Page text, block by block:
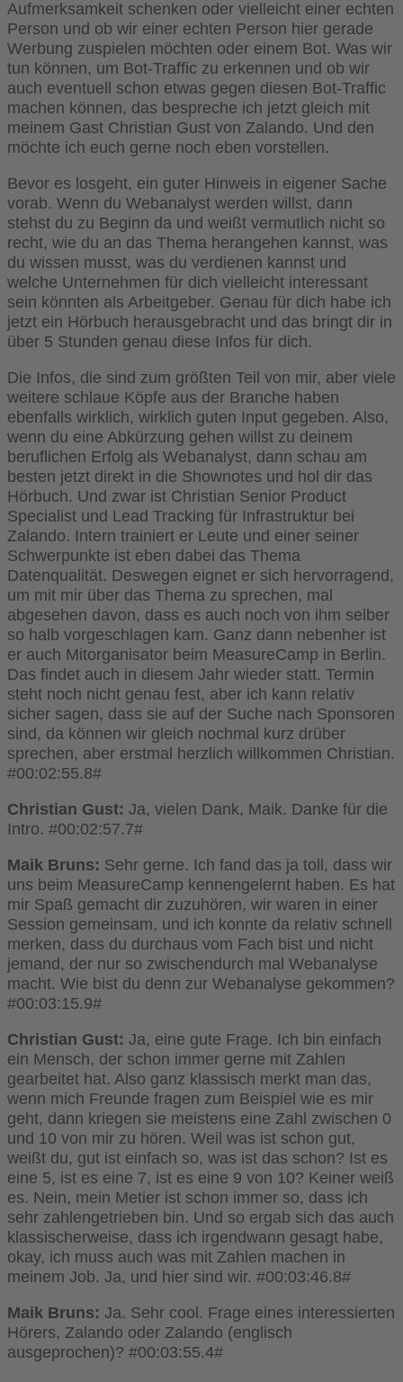
Aufmerksamkeit schenken oder vielleicht einer echten
Person und ob wir einer echten Person hier gerade
Werbung zuspielen möchten oder einem Bot. Was wir
tun können, um Bot-Traffic zu erkennen und ob wir
auch eventuell schon etwas gegen diesen Bot-Traffic
machen können, das bespreche ich jetzt gleich mit
meinem Gast Christian Gust von Zalando. Und den
möchte ich euch gerne noch eben vorstellen.
Bevor es losgeht, ein guter Hinweis in eigener Sache
vorab. Wenn du Webanalyst werden willst, dann
stehst du zu Beginn da und weißt vermutlich nicht so
recht, wie du an das Thema herangehen kannst, was
du wissen musst, was du verdienen kannst und
welche Unternehmen für dich vielleicht interessant
sein könnten als Arbeitgeber. Genau für dich habe ich
jetzt ein Hörbuch herausgebracht und das bringt dir in
über 5 Stunden genau diese Infos für dich.
Die Infos, die sind zum größten Teil von mir, aber viele
weitere schlaue Köpfe aus der Branche haben
ebenfalls wirklich, wirklich guten Input gegeben. Also,
wenn du eine Abkürzung gehen willst zu deinem
beruflichen Erfolg als Webanalyst, dann schau am
besten jetzt direkt in die Shownotes und hol dir das
Hörbuch. Und zwar ist Christian Senior Product
Specialist und Lead Tracking für Infrastruktur bei
Zalando. Intern trainiert er Leute und einer seiner
Schwerpunkte ist eben dabei das Thema
Datenqualität. Deswegen eignet er sich hervorragend,
um mit mir über das Thema zu sprechen, mal
abgesehen davon, dass es auch noch von ihm selber
so halb vorgeschlagen kam. Ganz dann nebenher ist
er auch Mitorganisator beim MeasureCamp in Berlin.
Das findet auch in diesem Jahr wieder statt. Termin
steht noch nicht genau fest, aber ich kann relativ
sicher sagen, dass sie auf der Suche nach Sponsoren
sind, da können wir gleich nochmal kurz drüber
sprechen, aber erstmal herzlich willkommen Christian.
#00:02:55.8#
Christian Gust: Ja, vielen Dank, Maik. Danke für die
Intro. #00:02:57.7#
Maik Bruns: Sehr gerne. Ich fand das ja toll, dass wir
uns beim MeasureCamp kennengelernt haben. Es hat
mir Spaß gemacht dir zuzuhören, wir waren in einer
Session gemeinsam, und ich konnte da relativ schnell
merken, dass du durchaus vom Fach bist und nicht
jemand, der nur so zwischendurch mal Webanalyse
macht. Wie bist du denn zur Webanalyse gekommen?
#00:03:15.9#
Christian Gust: Ja, eine gute Frage. Ich bin einfach
ein Mensch, der schon immer gerne mit Zahlen
gearbeitet hat. Also ganz klassisch merkt man das,
wenn mich Freunde fragen zum Beispiel wie es mir
geht, dann kriegen sie meistens eine Zahl zwischen 0
und 10 von mir zu hören. Weil was ist schon gut,
weißt du, gut ist einfach so, was ist das schon? Ist es
eine 5, ist es eine 7, ist es eine 9 von 10? Keiner weiß
es. Nein, mein Metier ist schon immer so, dass ich
sehr zahlengetrieben bin. Und so ergab sich das auch
klassischerweise, dass ich irgendwann gesagt habe,
okay, ich muss auch was mit Zahlen machen in
meinem Job. Ja, und hier sind wir. #00:03:46.8#
Maik Bruns: Ja. Sehr cool. Frage eines interessierten
Hörers, Zalando oder Zalando (englisch
ausgeprochen)? #00:03:55.4#